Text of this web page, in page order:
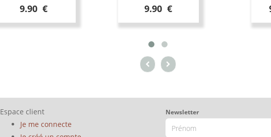
9.90 € 9.90 €
Espace client
Je me connecte
Newsletter